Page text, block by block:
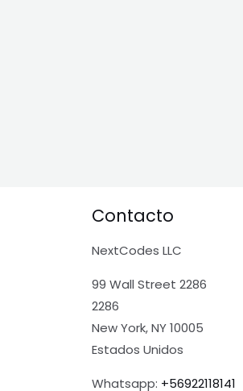
Contacto
NextCodes LLC
99 Wall Street 2286
2286
New York, NY 10005
Estados Unidos
Whatsapp: +56922118141